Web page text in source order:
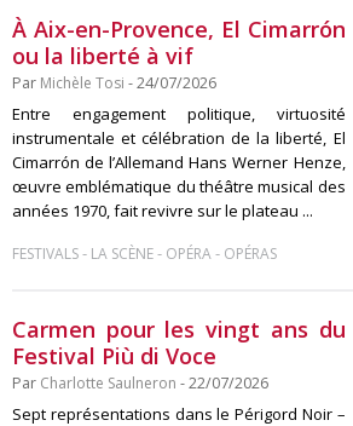
À Aix-en-Provence, El Cimarrón
ou la liberté à vif
Par Michèle Tosi - 24/07/2026
Entre engagement politique, virtuosité
instrumentale et célébration de la liberté, El
Cimarrón de l’Allemand Hans Werner Henze,
œuvre emblématique du théâtre musical des
années 1970, fait revivre sur le plateau ...
FESTIVALS- LA SCÈNE- OPÉRA- OPÉRAS
Carmen pour les vingt ans du
Festival Più di Voce
Par Charlotte Saulneron - 22/07/2026
Sept représentations dans le Périgord Noir –